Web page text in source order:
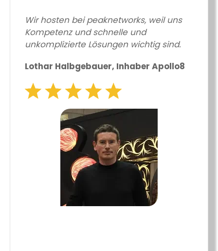
Wir hosten bei peaknetworks, weil uns
Kompetenz und schnelle und
unkomplizierte Lösungen wichtig sind.
Lothar Halbgebauer, Inhaber Apollo8